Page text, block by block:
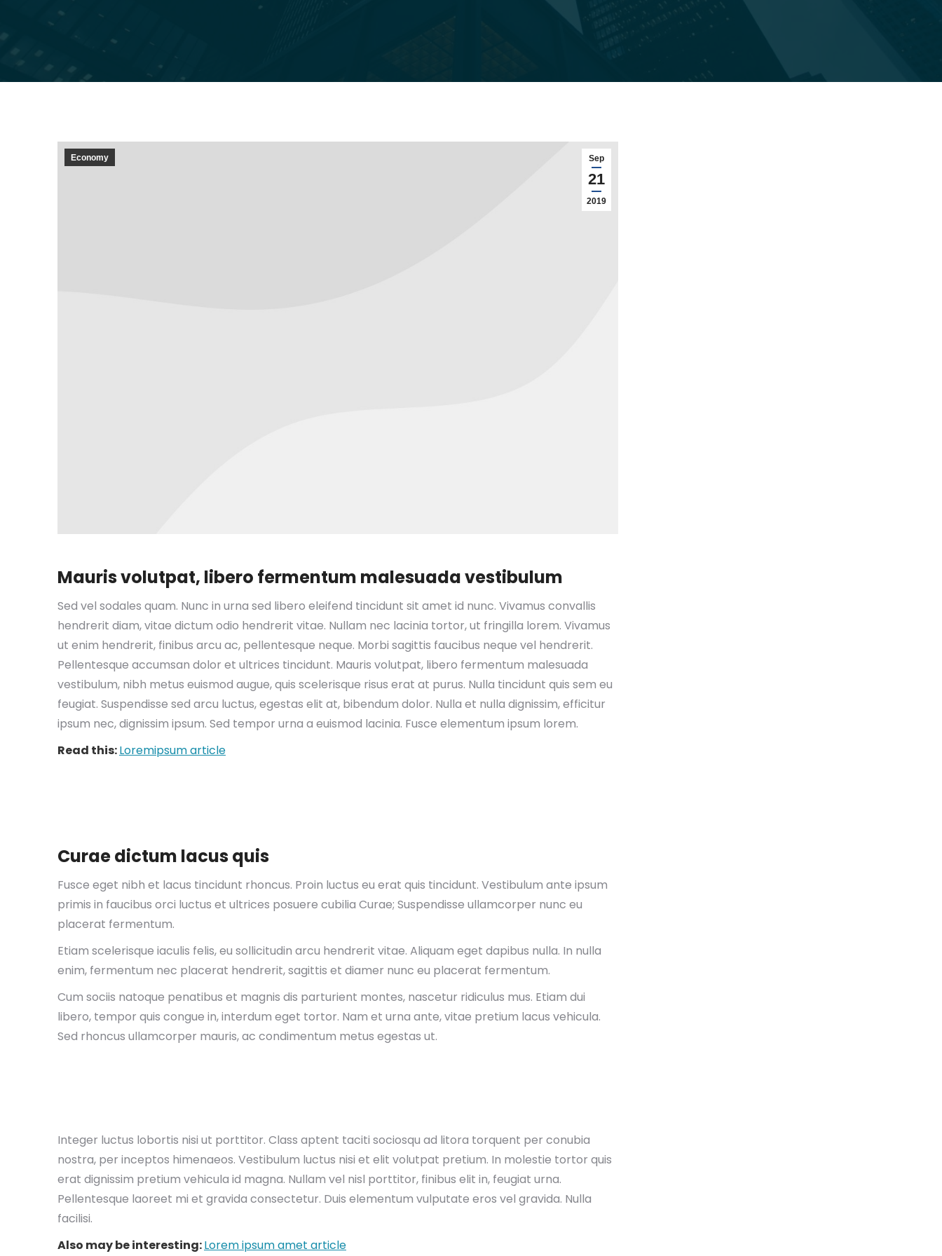
Sep
21
2019
Economy
Mauris volutpat, libero fermentum malesuada vestibulum
Sed vel sodales quam. Nunc in urna sed libero eleifend tincidunt sit amet id nunc. Vivamus convallis
hendrerit diam, vitae dictum odio hendrerit vitae. Nullam nec lacinia tortor, ut fringilla lorem. Vivamus
ut enim hendrerit, finibus arcu ac, pellentesque neque. Morbi sagittis faucibus neque vel hendrerit.
Pellentesque accumsan dolor et ultrices tincidunt. Mauris volutpat, libero fermentum malesuada
vestibulum, nibh metus euismod augue, quis scelerisque risus erat at purus. Nulla tincidunt quis sem eu
feugiat. Suspendisse sed arcu luctus, egestas elit at, bibendum dolor. Nulla et nulla dignissim, efficitur
ipsum nec, dignissim ipsum. Sed tempor urna a euismod lacinia. Fusce elementum ipsum lorem.
Read this:Loremipsum article
Curae dictum lacus quis
Fusce eget nibh et lacus tincidunt rhoncus. Proin luctus eu erat quis tincidunt. Vestibulum ante ipsum
primis in faucibus orci luctus et ultrices posuere cubilia Curae; Suspendisse ullamcorper nunc eu
placerat fermentum.
Etiam scelerisque iaculis felis, eu sollicitudin arcu hendrerit vitae. Aliquam eget dapibus nulla. In nulla
enim, fermentum nec placerat hendrerit, sagittis et diamer nunc eu placerat fermentum.
Cum sociis natoque penatibus et magnis dis parturient montes, nascetur ridiculus mus. Etiam dui
libero, tempor quis congue in, interdum eget tortor. Nam et urna ante, vitae pretium lacus vehicula.
Sed rhoncus ullamcorper mauris, ac condimentum metus egestas ut.
Integer luctus lobortis nisi ut porttitor. Class aptent taciti sociosqu ad litora torquent per conubia
nostra, per inceptos himenaeos. Vestibulum luctus nisi et elit volutpat pretium. In molestie tortor quis
erat dignissim pretium vehicula id magna. Nullam vel nisl porttitor, finibus elit in, feugiat urna.
Pellentesque laoreet mi et gravida consectetur. Duis elementum vulputate eros vel gravida. Nulla
facilisi.
Also may be interesting:Lorem ipsum amet article